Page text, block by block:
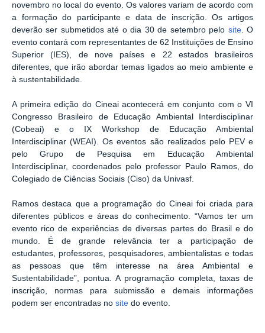
novembro no local do evento. Os valores variam de acordo com
a formação do participante e data de inscrição. Os artigos
deverão ser submetidos até o dia 30 de setembro pelo site. O
evento contará com representantes de 62 Instituições de Ensino
Superior (IES), de nove países e 22 estados brasileiros
diferentes, que irão abordar temas ligados ao meio ambiente e
à sustentabilidade.
A primeira edição do Cineai acontecerá em conjunto com o VI
Congresso Brasileiro de Educação Ambiental Interdisciplinar
(Cobeai) e o IX Workshop de Educação Ambiental
Interdisciplinar (WEAI). Os eventos são realizados pelo PEV e
pelo Grupo de Pesquisa em Educação Ambiental
Interdisciplinar, coordenados pelo professor Paulo Ramos, do
Colegiado de Ciências Sociais (Ciso) da Univasf.
Ramos destaca que a programação do Cineai foi criada para
diferentes públicos e áreas do conhecimento. “Vamos ter um
evento rico de experiências de diversas partes do Brasil e do
mundo. É de grande relevância ter a participação de
estudantes, professores, pesquisadores, ambientalistas e todas
as pessoas que têm interesse na área Ambiental e
Sustentabilidade”, pontua. A programação completa, taxas de
inscrição, normas para submissão e demais informações
podem ser encontradas no site do evento.